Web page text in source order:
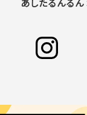
きます。
当社が提供する
ります。
あしたるんるん